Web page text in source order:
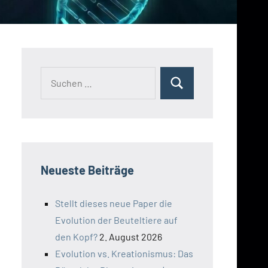
Suchen
Neueste Beiträge
Stellt dieses neue Paper die
Evolution der Beuteltiere auf
den Kopf? 2. August 2026
Evolution vs. Kreationismus: Das